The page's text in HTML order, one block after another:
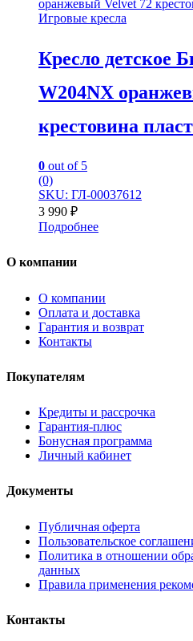
Игровые кресла
Кресло детское
W204NX
крестовина
0 out of 5
(0)
SKU: ГЛ-00037612
3 990 ₽
Подробнее
О компании
О компании
Оплата и доставка
Гарантия и возврат
Контакты
Покупателям
Кредиты и рассрочка
Гарантия-плюс
Бонусная программа
Личный кабинет
Документы
Публичная оферта
Пользовательское
Политика в отношении
данных
Правила применения
Контакты